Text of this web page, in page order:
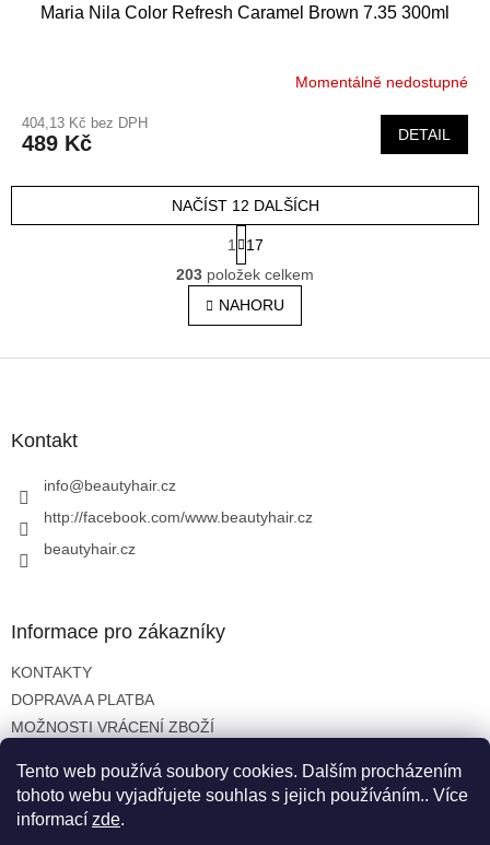
Tento web používá soubory cookies. Dalším procházením
tohoto webu vyjadřujete souhlas s jejich používáním.. Více
informací zde.
Maria Nila Color Refresh Caramel Brown 7.35 300ml
Momentálně nedostupné
404,13 Kč bez DPH
489 Kč DETAIL
O
v
l
á
y
NAČÍST 12 DALŠÍCH
t
r
á
n
k
v
1
17
203 položek celkem
NAHORU
Kontakt
info@beautyhair.cz
http://facebook.com/www.beautyhair.cz
beautyhair.cz
Informace pro zákazníky
KONTAKTY
DOPRAVA A PLATBA
MOŽNOSTI VRÁCENÍ ZBOŽÍ
OCHRANA OSOBNÍCH ÚDAJŮ